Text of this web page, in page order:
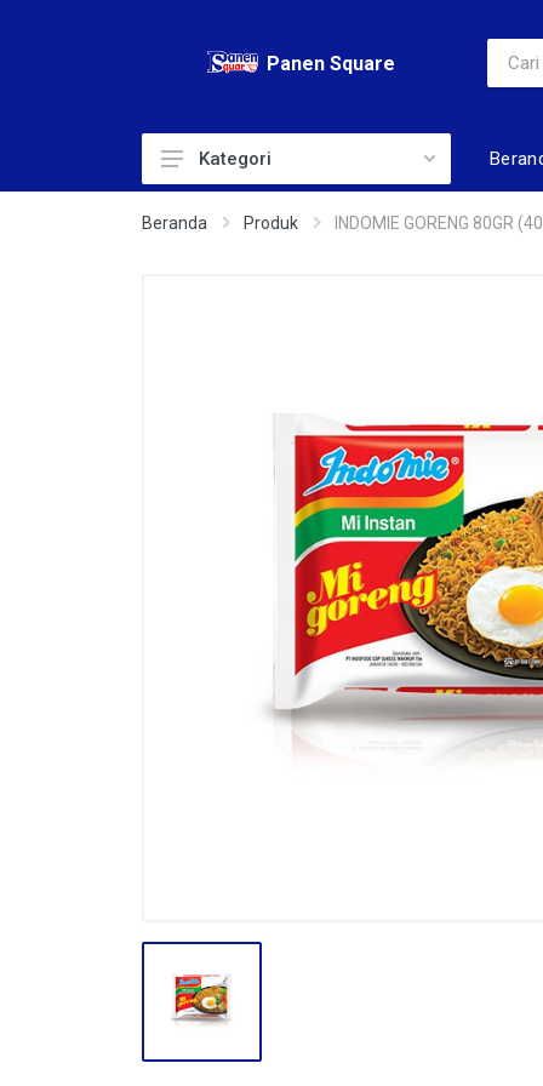
Panen Square
ADULT DIAPERS
CONFECTIONARY CANDY
INSEKTISIDA
Kategori
Beranda Produk INDOMIE GORENG 80GR